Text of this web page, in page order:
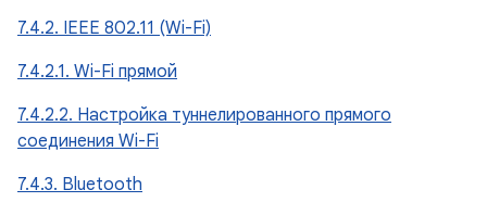
7.4.2. IEEE 802.11 (Wi-Fi)
7.4.2.1. Wi-Fi прямой
7.4.2.2. Настройка туннелированного прямого
соединения Wi-Fi
7.4.3. Bluetooth